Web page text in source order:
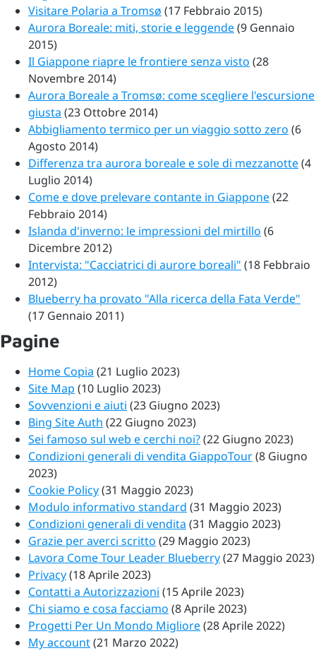
Visitare Polaria a Tromsø (17 Febbraio 2015)
Aurora Boreale: miti, storie e leggende(9 Gennaio
2015)
Il Giappone riapre le frontiere senza visto (28
Novembre 2014)
Aurora Boreale a Tromsø: come scegliere l'escursione
giusta (23 Ottobre 2014)
Abbigliamento termico per un viaggio sotto zero (6
Agosto 2014)
Differenza tra aurora boreale e sole di mezzanotte(4
Luglio 2014)
Come e dove prelevare contante in Giappone(22
Febbraio 2014)
Islanda d'inverno: le impressioni del mirtillo (6
Dicembre 2012)
Intervista: "Cacciatrici di aurore boreali" (18 Febbraio
2012)
Blueberry ha provato "Alla ricerca della Fata Verde"
(17 Gennaio 2011)
Pagine
Home Copia (21 Luglio 2023)
Site Map (10 Luglio 2023)
Sovvenzioni e aiuti (23 Giugno 2023)
Bing Site Auth (22 Giugno 2023)
Sei famoso sul web e cerchi noi?(22 Giugno 2023)
Condizioni generali di vendita GiappoTour(8 Giugno
2023)
Cookie Policy(31 Maggio 2023)
Modulo informativo standard (31 Maggio 2023)
Condizioni generali di vendita (31 Maggio 2023)
Grazie per averci scritto (29 Maggio 2023)
Lavora Come Tour Leader Blueberry(27 Maggio 2023)
Privacy(18 Aprile 2023)
Contatti a Autorizzazioni (15 Aprile 2023)
Chi siamo e cosa facciamo (8 Aprile 2023)
Progetti Per Un Mondo Migliore(28 Aprile 2022)
My account(21 Marzo 2022)